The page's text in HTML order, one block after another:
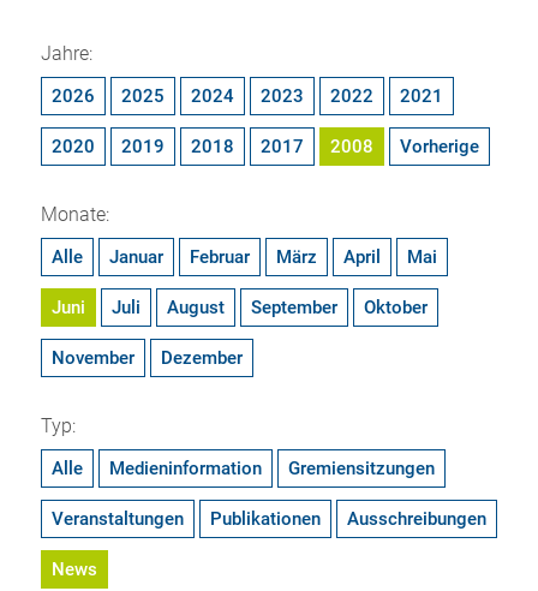
Jahre:
2026 2025 2024 2023 2022 2021
2020 2019 2018 2017 2008 Vorherige
Monate:
Alle Januar Februar März April Mai
Juni Juli August September Oktober
November Dezember
Typ:
Alle Medieninformation Gremiensitzungen
Veranstaltungen Publikationen Ausschreibungen
News